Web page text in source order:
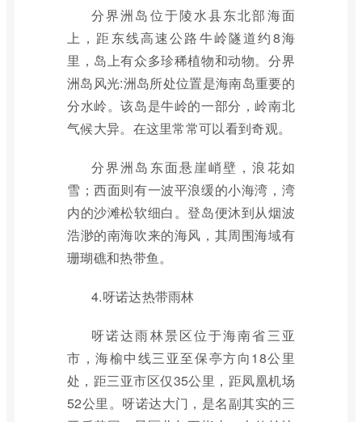
分界洲岛位于陵水县东北部海面
上，距东线高速公路牛岭隧道约8海
里，岛上有众多珍稀植物和动物。分界
洲岛风光:洲岛所处位置是海南岛重要的
分水岭。该岛是牛岭的一部分，岭南北
气候大异。在这里常常可以看到奇观。
分界洲岛东面悬崖峭壁，浪花如
雪；西面则有一波平浪缓的小海湾，湾
内的沙滩松软细白。登岛便沐到从烟波
浩渺的南海吹来的海风，其周围海域有
珊瑚礁和热带鱼。
4.呀诺达热带雨林
呀诺达雨林景区位于海南省三亚
市，海榆中线三亚至保亭方向18公里
处，距三亚市区仅35公里，距凤凰机场
52公里。呀诺达大门，是名副其实的三